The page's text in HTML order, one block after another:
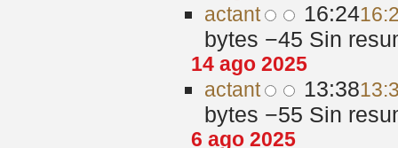
actant 16:24
bytes −45 Sin
14 ago 2025
actant 13:38
bytes −55 Sin
6 ago 2025